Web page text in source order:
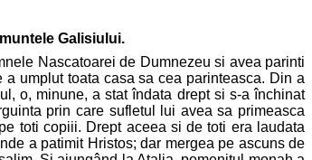
Galisiului.
Nascatoarei de Dumnezeu si avea parinti
umplut toata casa sa cea parinteasca. Din a
o, minune, a stat îndata drept si s-a închinat
prin care sufletul lui avea sa primeasca
toti copiii. Drept aceea si de toti era laudata
a patimit Hristos; dar mergea pe ascuns de